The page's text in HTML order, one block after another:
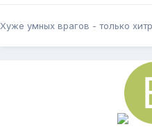
Хуже умных врагов - только